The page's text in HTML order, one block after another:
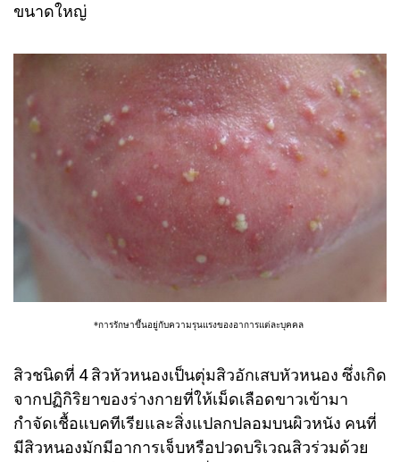
ขนาดใหญ่
*การรักษาขึ้นอยู่กับความรุนแรงของอาการแต่ละบุคคล
สิวชนิดที่ 4 สิวหัวหนองเป็นตุ่มสิวอักเสบหัวหนอง ซึ่งเกิด
จากปฏิกิริยาของร่างกายที่ให้เม็ดเลือดขาวเข้ามา
กำจัดเชื้อแบคทีเรียและสิ่งแปลกปลอมบนผิวหนัง คนที่
มีสิวหนองมักมีอาการเจ็บหรือปวดบริเวณสิวร่วมด้วย